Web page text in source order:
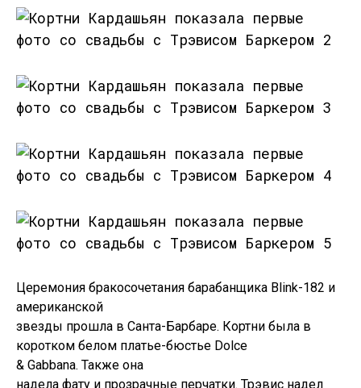
Церемония бракосочетания барабанщика Blink-182 и
американской
звезды прошла в Санта-Барбаре. Кортни была в
коротком белом платье-бюстье Dolce
& Gabbana. Также она
надела фату и прозрачные перчатки. Трэвис надел